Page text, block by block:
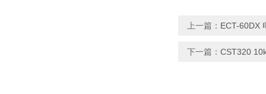
上一篇： ECT-60DX
下一篇： CST320